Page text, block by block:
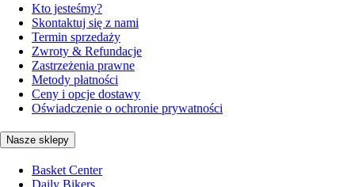
Kto jesteśmy?
Skontaktuj się z nami
Termin sprzedaży
Zwroty & Refundacje
Zastrzeżenia prawne
Metody płatności
Ceny i opcje dostawy
Oświadczenie o ochronie prywatności
Nasze sklepy
Basket Center